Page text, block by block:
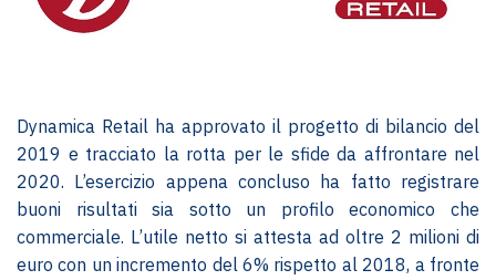
Dynamica Retail ha approvato il progetto di bilancio del
2019 e tracciato la rotta per le sfide da affrontare nel
2020. L’esercizio appena concluso ha fatto registrare
buoni risultati sia sotto un profilo economico che
commerciale. L’utile netto si attesta ad oltre 2 milioni di
euro con un incremento del 6% rispetto al 2018, a fronte